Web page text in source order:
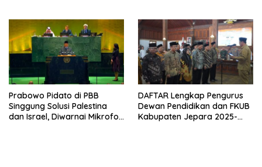
Prabowo Pidato di PBB
Singgung Solusi Palestina
dan Israel, Diwarnai Mikrofon
DAFTAR Lengkap Pengurus
Dewan Pendidikan dan FKUB
Kabupaten Jepara 2025-